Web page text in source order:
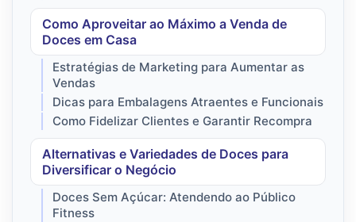
Como Aproveitar ao Máximo a Venda de
Doces em Casa
Estratégias de Marketing para Aumentar as
Vendas
Dicas para Embalagens Atraentes e Funcionais
Como Fidelizar Clientes e Garantir Recompra
Alternativas e Variedades de Doces para
Diversificar o Negócio
Doces Sem Açúcar: Atendendo ao Público
Fitness